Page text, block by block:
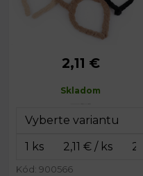
Obvod čelenky:
2,11 €
Skladom
Kód: 900566